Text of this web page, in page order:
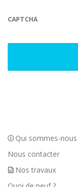
CAPTCHA
Qui sommes-nous
Nous contacter
Nos travaux